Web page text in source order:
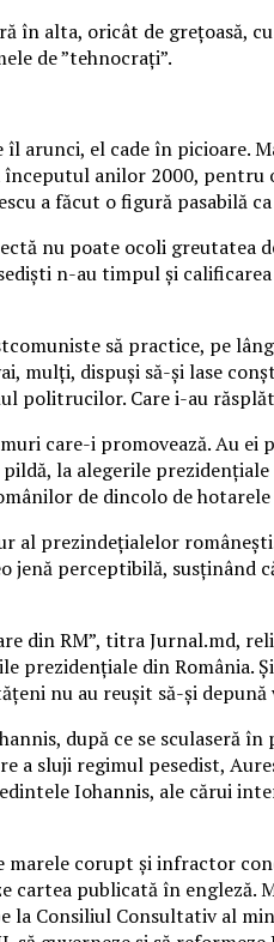
în alta, oricât de greţoasă,
de ”tehnocraţi”.
îl arunci, el cade în
anilor 2000,
a făcut o figură pasabilă
nu poate ocoli
n-au timpul şi
să practice, pe
mulţi, dispuşi să-şi lase
politrucilor. Care i-au
care-i promovează. Au
la alegerile
de dincolo de
al prezindeţialelor
perceptibilă,
din RM”, titra Jurnal.md,
prezidenţiale din
nu au reuşit să-şi depună
după ce se sculaseră
a sluji regimul pesedist,
Iohannis, ale cărui
corupt şi infractor
cartea publicată în
Consiliul Consultativ al